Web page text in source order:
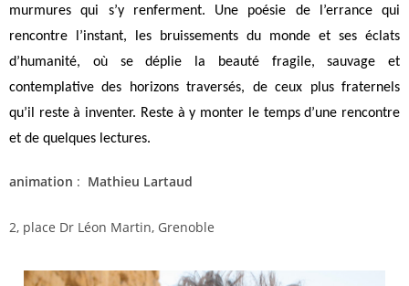
murmures qui s’y renferment. Une poésie de l’errance qui
rencontre l’instant, les bruissements du monde et ses éclats
d’humanité, où se déplie la beauté fragile, sauvage et
contemplative des horizons traversés, de ceux plus fraternels
qu’il reste à inventer. Reste à y monter le temps d’une rencontre
et de quelques lectures.
animation : Mathieu Lartaud
2, place Dr Léon Martin, Grenoble